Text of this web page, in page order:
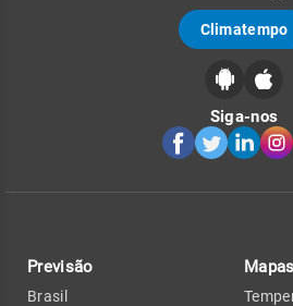
Climatempo
Siga-nos
Previsão
Brasil
Mapas